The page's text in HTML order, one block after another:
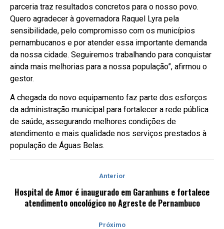
parceria traz resultados concretos para o nosso povo.
Quero agradecer à governadora Raquel Lyra pela
sensibilidade, pelo compromisso com os municípios
pernambucanos e por atender essa importante demanda
da nossa cidade. Seguiremos trabalhando para conquistar
ainda mais melhorias para a nossa população”, afirmou o
gestor.
A chegada do novo equipamento faz parte dos esforços
da administração municipal para fortalecer a rede pública
de saúde, assegurando melhores condições de
atendimento e mais qualidade nos serviços prestados à
população de Águas Belas.
Anterior
Hospital de Amor é inaugurado em Garanhuns e fortalece
atendimento oncológico no Agreste de Pernambuco
Próximo